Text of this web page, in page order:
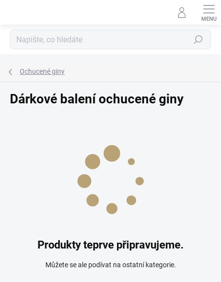
Hledat
Ochucené giny
Dárkové balení ochucené giny
Produkty teprve připravujeme.
Můžete se ale podívat na ostatní kategorie.